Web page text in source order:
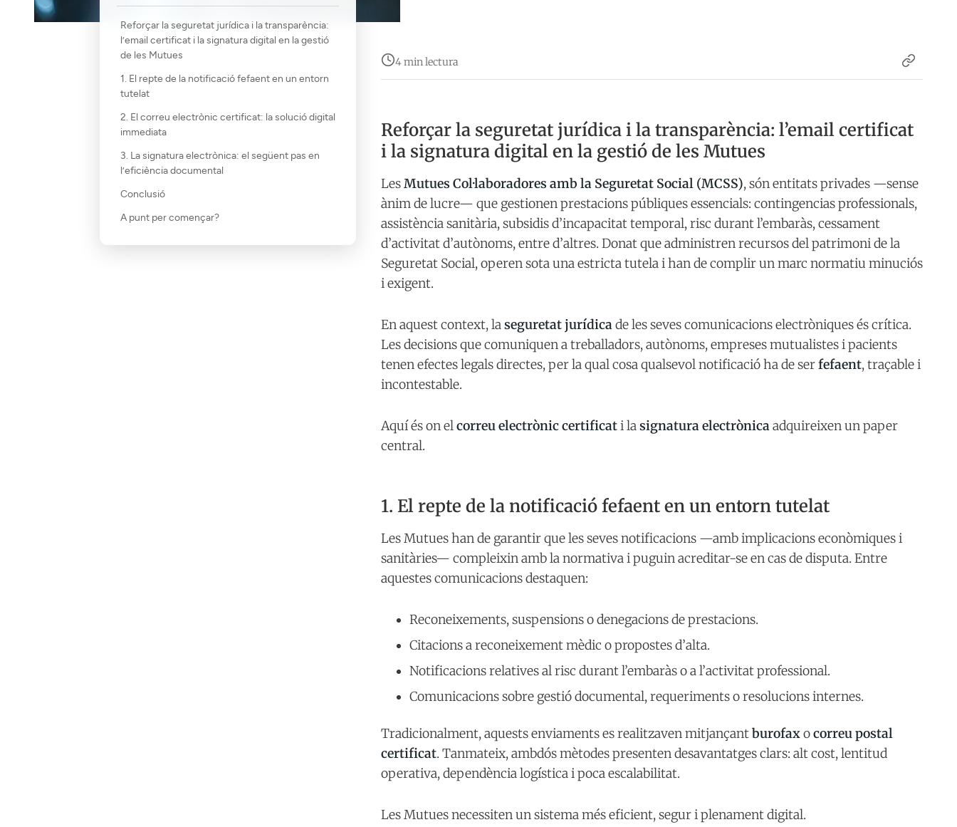
Reforçar la seguretat jurídica i la transparència:
l’email certificat i la signatura digital en la gestió
de les Mutues
1. El repte de la notificació fefaent en un entorn
tutelat
2. El correu electrònic certificat: la solució digital
immediata
3. La signatura electrònica: el següent pas en
l’eficiència documental
Conclusió
A punt per començar?
4 min lectura
Reforçar la seguretat jurídica i la transparència: l’email certificat
i la signatura digital en la gestió de les Mutues
LesMutues Col·laboradores amb la Seguretat Social (MCSS), són entitats privades —sense
ànim de lucre— que gestionen prestacions públiques essencials: contingencias professionals,
assistència sanitària, subsidis d’incapacitat temporal, risc durant l’embaràs, cessament
d’activitat d’autònoms, entre d’altres. Donat que administren recursos del patrimoni de la
Seguretat Social, operen sota una estricta tutela i han de complir un marc normatiu minuciós
i exigent.
En aquest context, laseguretat jurídicade les seves comunicacions electròniques és crítica.
Les decisions que comuniquen a treballadors, autònoms, empreses mutualistes i pacients
tenen efectes legals directes, per la qual cosa qualsevol notificació ha de serfefaent, traçable i
incontestable.
Aquí és on elcorreu electrònic certificati lasignatura electrònicaadquireixen un paper
central.
1. El repte de la notificació fefaent en un entorn tutelat
Les Mutues han de garantir que les seves notificacions —amb implicacions econòmiques i
sanitàries— compleixin amb la normativa i puguin acreditar-se en cas de disputa. Entre
aquestes comunicacions destaquen:
Reconeixements, suspensions o denegacions de prestacions.
Citacions a reconeixement mèdic o propostes d’alta.
Notificacions relatives al risc durant l’embaràs o a l’activitat professional.
Comunicacions sobre gestió documental, requeriments o resolucions internes.
Tradicionalment, aquests enviaments es realitzaven mitjançantburofaxocorreu postal
certificat. Tanmateix, ambdós mètodes presenten desavantatges clars: alt cost, lentitud
operativa, dependència logística i poca escalabilitat.
Les Mutues necessiten un sistema més eficient, segur i plenament digital.